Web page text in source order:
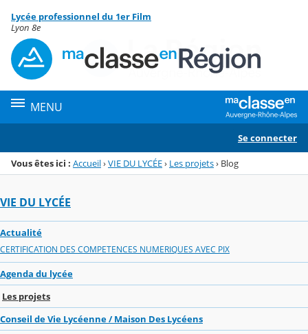
Menu de la rubrique
Contenu
Lycée professionnel du 1er Film
Lyon 8e
MENU
Se connecter
Vous êtes ici : Accueil›VIE DU LYCÉE› Les projets› Blog
VIE DU LYCÉE
Actualité
CERTIFICATION DES COMPETENCES NUMERIQUES AVEC PIX
Agenda du lycée
Les projets
Conseil de Vie Lycéenne / Maison Des Lycéens